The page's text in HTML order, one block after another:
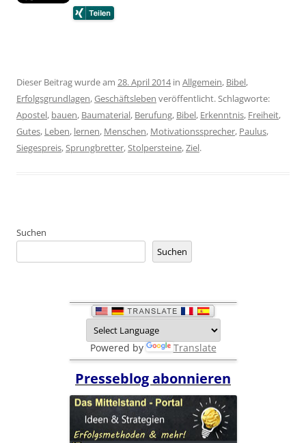
Dieser Beitrag wurde am 28. April 2014in Allgemein, Bibel,
Erfolgsgrundlagen,Geschäftsleben veröffentlicht. Schlagworte:
Apostel, bauen, Baumaterial, Berufung, Bibel, Erkenntnis, Freiheit,
Gutes, Leben, lernen, Menschen, Motivationssprecher, Paulus,
Siegespreis,Sprungbretter,Stolpersteine,Ziel.
Suchen
Suchen
Powered by Translate
Presseblog abonnieren